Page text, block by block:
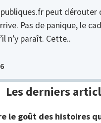
publiques.fr peut dérouter
Pas de panique, le
n’y paraît. Cette..
Les derniers
le goût des histoires